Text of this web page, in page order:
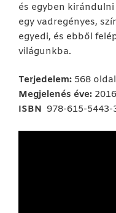
és egyben
egy vadregényes,
egyedi, és ebből
világunkba.
Terjedelem: 568 oldal
Megjelenés éve: 2016
ISBN 978-615-5443-